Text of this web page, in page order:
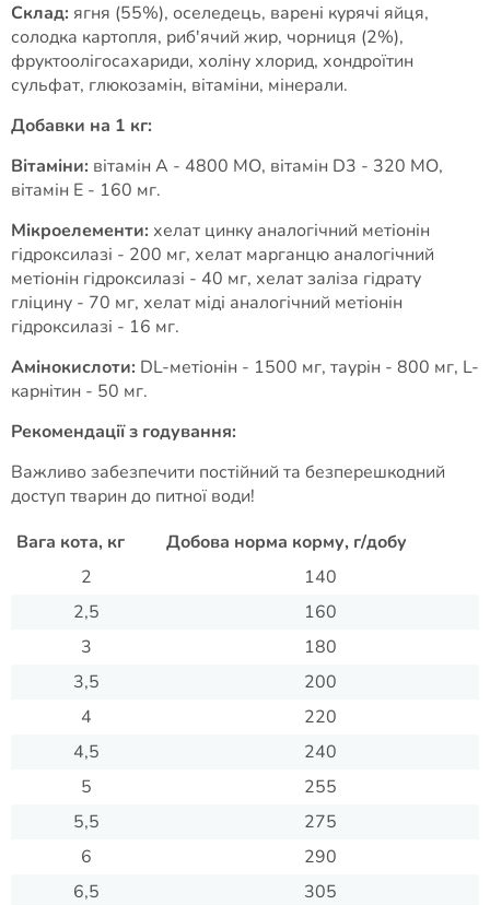
Склад: ягня (55%), оселедець, варені курячі яйця,
солодка картопля, риб'ячий жир, чорниця (2%),
фруктоолігосахариди, холіну хлорид, хондроїтин
сульфат, глюкозамін, вітаміни, мінерали.
Добавки на 1 кг:
Вітаміни: вітамін А - 4800 МО, вітамін D3 - 320 МО,
вітамін Е - 160 мг.
Мікроелементи: хелат цинку аналогічний метіонін
гідроксилазі - 200 мг, хелат марганцю аналогічний
метіонін гідроксилазі - 40 мг, хелат заліза гідрату
гліцину - 70 мг, хелат міді аналогічний метіонін
гідроксилазі - 16 мг.
Амінокислоти: DL-метіонін - 1500 мг, таурін - 800 мг, L-
карнітин - 50 мг.
Рекомендації з годування:
Важливо забезпечити постійний та безперешкодний
доступ тварин до питної води!
Вага кота, кг
Добова норма корму, г/добу
2
140
2,5
160
3
180
3,5
200
4
220
4,5
240
5
255
5,5
275
6
290
6,5
305